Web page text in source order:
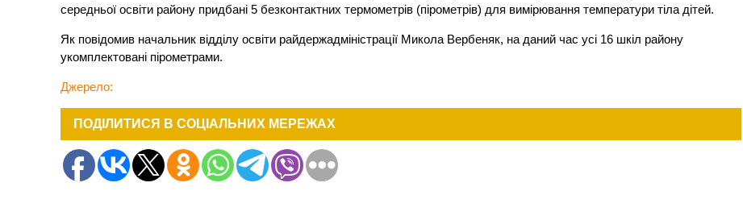
середньої освіти району придбані 5 безконтактних термометрів (пірометрів) для вимірювання температури тіла дітей.
Як повідомив начальник відділу освіти райдержадміністрації Микола Вербеняк, на даний час усі 16 шкіл району
укомплектовані пірометрами.
Джерело:
ПОДІЛИТИСЯ В СОЦІАЛЬНИХ МЕРЕЖАХ